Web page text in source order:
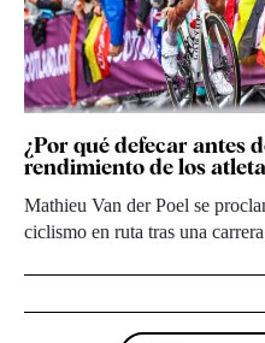
¿Por qué defecar antes
rendimiento de los
Mathieu Van der Poel se
ciclismo en ruta tras una